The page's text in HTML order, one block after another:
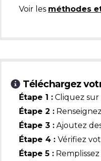
Voir les méthodes
Téléchargez
Étape 1 : Cliquez
Étape 2 :
Étape 3 : Ajoutez
Étape 4 : Vérifiez
Étape 5 :